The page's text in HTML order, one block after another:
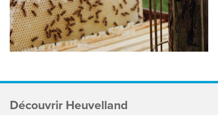
Découvrir Heuvelland